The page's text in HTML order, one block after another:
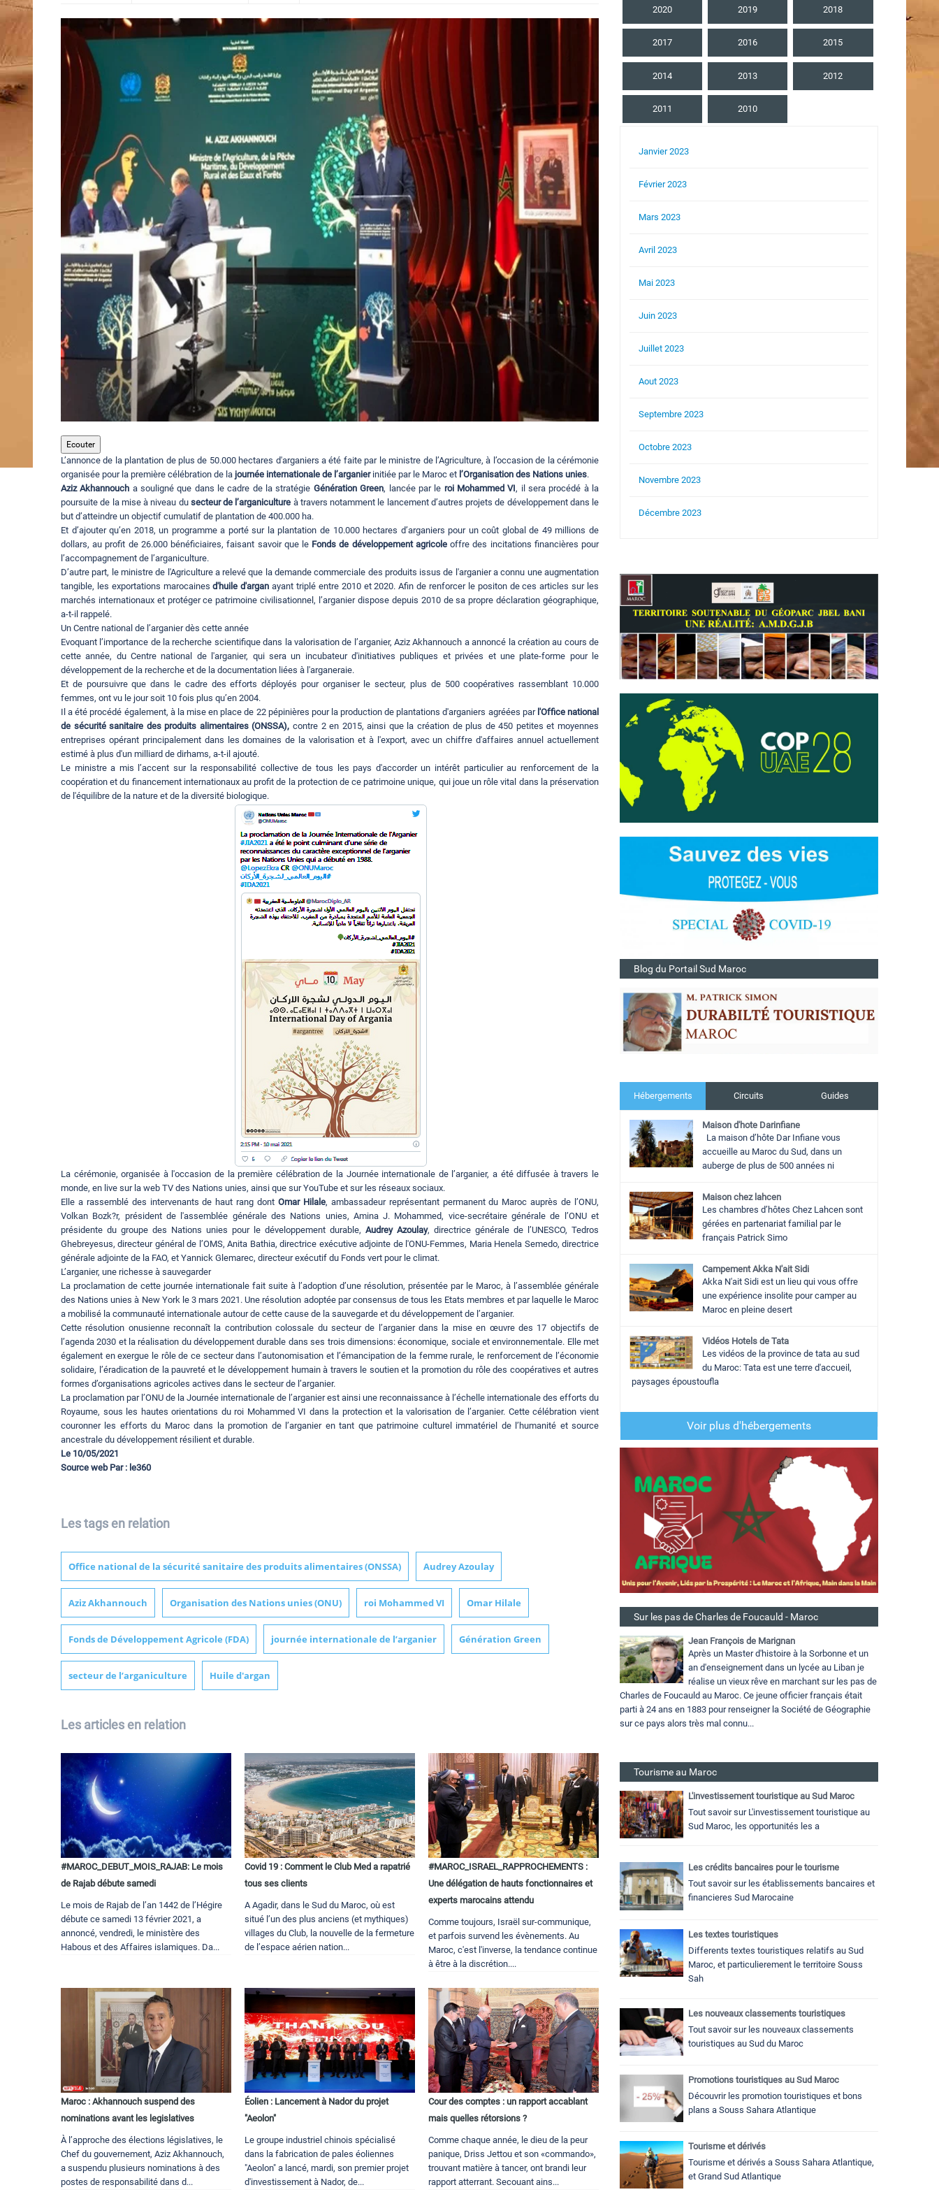
Ecouter
L’annonce de la plantation de plus de 50.000 hectares d'arganiers a été faite par le ministre de l’Agriculture, à l’occasion de la cérémonie
organisée pour la première célébration de la journée internationale de l’arganierinitiée par le Maroc et l’Organisation des Nations unies.
Aziz Akhannouch a souligné que dans le cadre de la stratégie Génération Green, lancée par le roi Mohammed VI, il sera procédé à la
poursuite de la mise à niveau du secteur de l’arganiculture à travers notamment le lancement d’autres projets de développement dans le
but d’atteindre un objectif cumulatif de plantation de 400.000 ha.
Et d’ajouter qu’en 2018, un programme a porté sur la plantation de 10.000 hectares d’arganiers pour un coût global de 49 millions de
dollars, au profit de 26.000 bénéficiaires, faisant savoir que le Fonds de développement agricoleoffre des incitations financières pour
l’accompagnement de l’arganiculture.
D’autre part, le ministre de l'Agriculture a relevé que la demande commerciale des produits issus de l'arganier a connu une augmentation
tangible, les exportations marocainesd'huile d'argan ayant triplé entre 2010 et 2020. Afin de renforcer le positon de ces articles sur les
marchés internationaux et protéger ce patrimoine civilisationnel, l’arganier dispose depuis 2010 de sa propre déclaration géographique,
a-t-il rappelé.
Un Centre national de l’arganier dès cette année
Evoquant l’importance de la recherche scientifique dans la valorisation de l’arganier, Aziz Akhannouch a annoncé la création au cours de
cette année, du Centre national de l'arganier, qui sera un incubateur d'initiatives publiques et privées et une plate-forme pour le
développement de la recherche et de la documentation liées à l'arganeraie.
Et de poursuivre que dans le cadre des efforts déployés pour organiser le secteur, plus de 500 coopératives rassemblant 10.000
femmes, ont vu le jour soit 10 fois plus qu’en 2004.
Il a été procédé également, à la mise en place de 22 pépinières pour la production de plantations d'arganiers agréées par l'Office national
de sécurité sanitaire des produits alimentaires (ONSSA), contre 2 en 2015, ainsi que la création de plus de 450 petites et moyennes
entreprises opérant principalement dans les domaines de la valorisation et à l'export, avec un chiffre d'affaires annuel actuellement
estimé à plus d'un milliard de dirhams, a-t-il ajouté.
Le ministre a mis l’accent sur la responsabilité collective de tous les pays d'accorder un intérêt particulier au renforcement de la
coopération et du financement internationaux au profit de la protection de ce patrimoine unique, qui joue un rôle vital dans la préservation
de l'équilibre de la nature et de la diversité biologique.
La cérémonie, organisée à l'occasion de la première célébration de la Journée internationale de l’arganier, a été diffusée à travers le
monde, en live sur la web TV des Nations unies, ainsi que sur YouTube et sur les réseaux sociaux.
Elle a rassemblé des intervenants de haut rang dont Omar Hilale, ambassadeur représentant permanent du Maroc auprès de l’ONU,
Volkan Bozk?r, président de l'assemblée générale des Nations unies, Amina J. Mohammed, vice-secrétaire générale de l’ONU et
présidente du groupe des Nations unies pour le développement durable, Audrey Azoulay, directrice générale de l’UNESCO, Tedros
Ghebreyesus, directeur général de l’OMS, Anita Bathia, directrice exécutive adjointe de l'ONU-Femmes, Maria Henela Semedo, directrice
générale adjointe de la FAO, et Yannick Glemarec, directeur exécutif du Fonds vert pour le climat.
L’arganier, une richesse à sauvegarder
La proclamation de cette journée internationale fait suite à l’adoption d’une résolution, présentée par le Maroc, à l’assemblée générale
des Nations unies à New York le 3 mars 2021. Une résolution adoptée par consensus de tous les Etats membres et par laquelle le Maroc
a mobilisé la communauté internationale autour de cette cause de la sauvegarde et du développement de l’arganier.
Cette résolution onusienne reconnaît la contribution colossale du secteur de l’arganier dans la mise en œuvre des 17 objectifs de
l’agenda 2030 et la réalisation du développement durable dans ses trois dimensions: économique, sociale et environnementale. Elle met
également en exergue le rôle de ce secteur dans l’autonomisation et l’émancipation de la femme rurale, le renforcement de l’économie
solidaire, l’éradication de la pauvreté et le développement humain à travers le soutien et la promotion du rôle des coopératives et autres
formes d’organisations agricoles actives dans le secteur de l’arganier.
La proclamation par l’ONU de la Journée internationale de l’arganier est ainsi une reconnaissance à l’échelle internationale des efforts du
Royaume, sous les hautes orientations du roi Mohammed VI dans la protection et la valorisation de l’arganier. Cette célébration vient
couronner les efforts du Maroc dans la promotion de l’arganier en tant que patrimoine culturel immatériel de l’humanité et source
ancestrale du développement résilient et durable.
Le 10/05/2021
Source web Par : le360
Les tags en relation
Office national de la sécurité sanitaire des produits alimentaires (ONSSA) Audrey Azoulay
Aziz Akhannouch Organisation des Nations unies (ONU) roi Mohammed VI Omar Hilale
Fonds de Développement Agricole (FDA) journée internationale de l’arganier Génération Green
secteur de l’arganiculture Huile d'argan
Les articles en relation
#MAROC_DEBUT_MOIS_RAJAB: Le mois
de Rajab débute samedi
Le mois de Rajab de l’an 1442 de l’Hégire
débute ce samedi 13 février 2021, a
annoncé, vendredi, le ministère des
Habous et des Affaires islamiques. Da...
Covid 19 : Comment le Club Med a rapatrié
tous ses clients
A Agadir, dans le Sud du Maroc, où est
situé l’un des plus anciens (et mythiques)
villages du Club, la nouvelle de la fermeture
de l’espace aérien nation...
#MAROC_ISRAEL_RAPPROCHEMENTS :
Une délégation de hauts fonctionnaires et
experts marocains attendu
Comme toujours, Israël sur-communique,
et parfois survend les évènements. Au
Maroc, c'est l'inverse, la tendance continue
à être à la discrétion....
Maroc : Akhannouch suspend des
nominations avant les legislatives
À l’approche des élections législatives, le
Chef du gouvernement, Aziz Akhannouch,
a suspendu plusieurs nominations à des
postes de responsabilité dans d...
Éolien : Lancement à Nador du projet
"Aeolon"
Le groupe industriel chinois spécialisé
dans la fabrication de pales éoliennes
"Aeolon" a lancé, mardi, son premier projet
d'investissement à Nador, de...
Cour des comptes : un rapport accablant
mais quelles rétorsions ?
Comme chaque année, le dieu de la peur
panique, Driss Jettou et son «commando»,
trouvant matière à tancer, ont brandi leur
rapport atterrant. Secouant ains...
2020 2019 2018
2017 2016 2015
2014 2013 2012
2011 2010
Janvier 2023
Février 2023
Mars 2023
Avril 2023
Mai 2023
Juin 2023
Juillet 2023
Aout 2023
Septembre 2023
Octobre 2023
Novembre 2023
Décembre 2023
Blog du Portail Sud Maroc
Hébergements Circuits Guides
Maison d'hote Darinfiane
La maison d’hôte Dar Infiane vous
accueille au Maroc du Sud, dans un
auberge de plus de 500 années ni
Maison chez lahcen
Les chambres d’hôtes Chez Lahcen sont
gérées en partenariat familial par le
français Patrick Simo
Campement Akka N'ait Sidi
Akka N'ait Sidi est un lieu qui vous offre
une expérience insolite pour camper au
Maroc en pleine desert
Vidéos Hotels de Tata
Les vidéos de la province de tata au sud
du Maroc: Tata est une terre d'accueil,
paysages époustoufla
Voir plus d'hébergements
Sur les pas de Charles de Foucauld - Maroc
Jean François de Marignan
Après un Master d'histoire à la Sorbonne et un
an d'enseignement dans un lycée au Liban je
réalise un vieux rêve en marchant sur les pas de
Charles de Foucauld au Maroc. Ce jeune officier français était
parti à 24 ans en 1883 pour renseigner la Société de Géographie
sur ce pays alors très mal connu...
Tourisme au Maroc
L'investissement touristique au Sud Maroc
Tout savoir sur L'investissement touristique au
Sud Maroc, les opportunités les a
Les crédits bancaires pour le tourisme
Tout savoir sur les établissements bancaires et
financieres Sud Marocaine
Les textes touristiques
Differents textes touristiques relatifs au Sud
Maroc, et particulierement le territoire Souss
Sah
Les nouveaux classements touristiques
Tout savoir sur les nouveaux classements
touristiques au Sud du Maroc
Promotions touristiques au Sud Maroc
Découvrir les promotion touristiques et bons
plans a Souss Sahara Atlantique
Tourisme et dérivés
Tourisme et dérivés a Souss Sahara Atlantique,
et Grand Sud Atlantique